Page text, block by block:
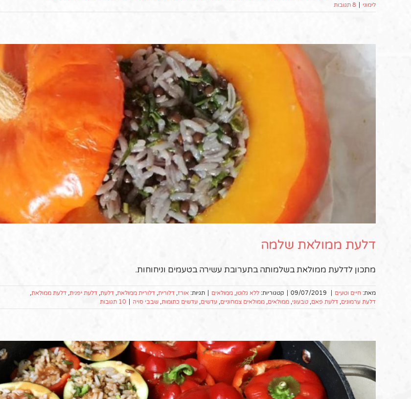
לימוני | 8 תגובות
דלעת ממולאת שלמה
מתכון לדלעת ממולאת בשלמותה בתערובת עשירה בטעמים וניחוחות.
מאת: חיים וטעים 09/07/2019 קטגוריות: ללא גלוטן, ממולאים תגיות: אורז, דלורית, דלורית ממולאת, דלעת, דלעת יפנית, דלעת ממולאת,
דלעת ערמונים, דלעת פאם, טבעוני, ממולאים, ממולאים צמחוניים, עדשים, עדשים כתומות, שבבי סויה 10 תגובות